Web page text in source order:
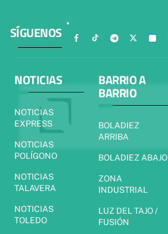
SÍGUENOS
NOTICIAS
NOTICIAS
EXPRESS
NOTICIAS
POLÍGONO
NOTICIAS
TALAVERA
NOTICIAS
TOLEDO
BARRIO A
BARRIO
BOLADIEZ
ARRIBA
BOLADIEZ ABAJO
ZONA
INDUSTRIAL
LUZ DEL TAJO /
FUSIÓN